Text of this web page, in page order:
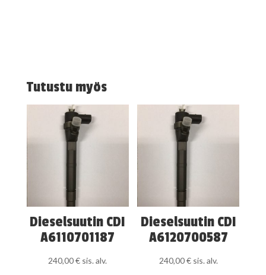
Tutustu myös
Dieselsuutin CDI
A6110701187
240,00€ sis. alv.
Dieselsuutin CDI
A6120700587
240,00€ sis. alv.